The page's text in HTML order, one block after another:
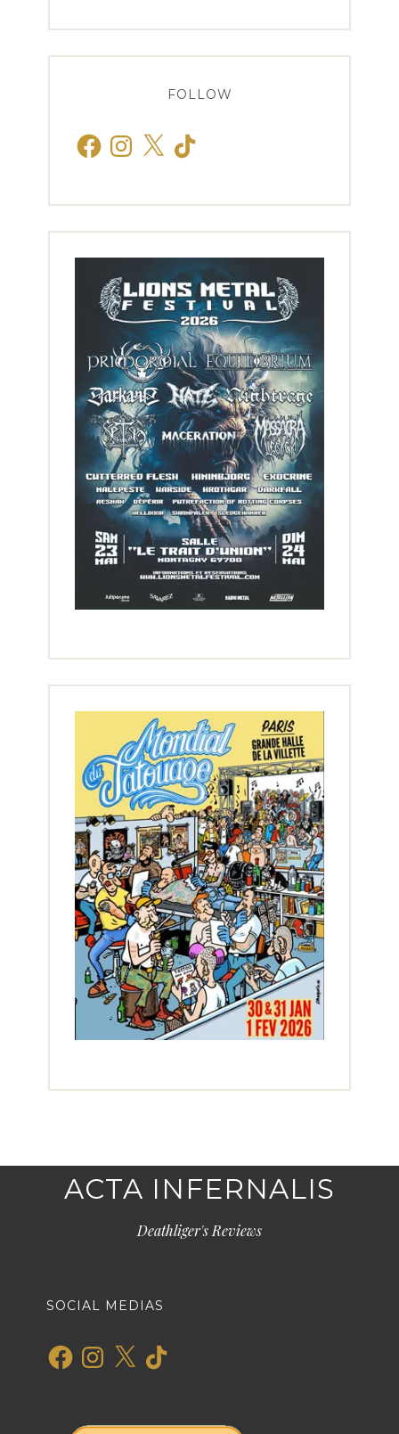
FOLLOW
FacebookInstagram
X TikTok
ACTA INFERNALIS
Deathliger's Reviews
SOCIAL MEDIAS
FacebookInstagram
X TikTok